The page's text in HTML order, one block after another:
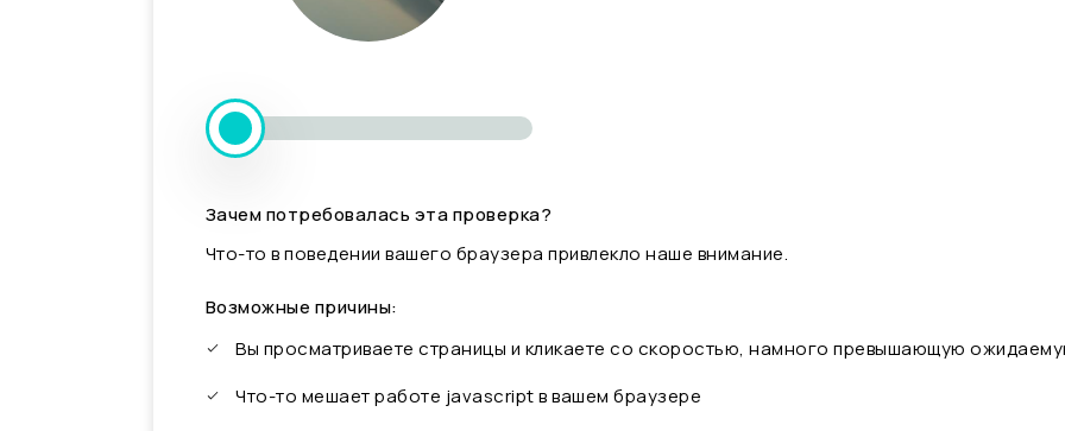
Зачем потребовалась эта проверка?
Что-то в поведении вашего браузера привлекло наше внимание.
Возможные причины:
Вы просматриваете страницы и кликаете со скоростью, намного превышающую
Что-то мешает работе javascript в вашем браузере